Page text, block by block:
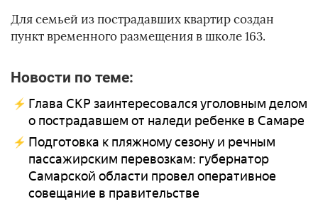
Для семьей из пострадавших квартир создан
пункт временного размещения в школе 163.
Новости по теме:
Глава СКР заинтересовался уголовным делом
о пострадавшем от наледи ребенке в Самаре
Подготовка к пляжному сезону и речным
пассажирским перевозкам: губернатор
Самарской области провел оперативное
совещание в правительстве